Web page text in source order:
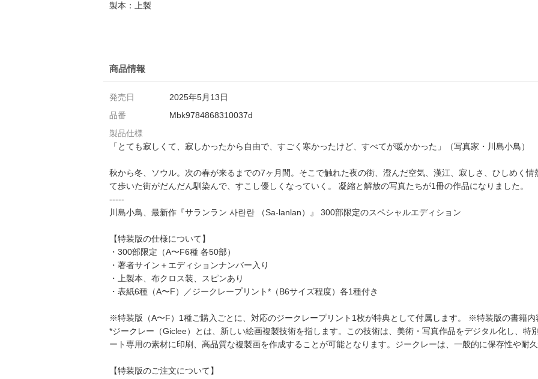
製本：上製
商品情報
発売日
2025年5月13日
品番
Mbk9784868310037d
製品仕様
「とても寂しくて、寂しかったから自由で、すごく寒かったけど、すべてが暖かかった」（写真家・川島小鳥）
秋から冬、ソウル。次の春が来るまでの7ヶ月間。そこで触れた夜の街、澄んだ空気、漢江、寂しさ、ひしめく
て歩いた街がだんだん馴染んで、すこし優しくなっていく。 凝縮と解放の写真たちが1冊の作品になりました。
-----
川島小鳥、最新作『サランラン 사란란 （Sa-lanlan）』 300部限定のスペシャルエディション
【特装版の仕様について】
・300部限定（A〜F6種 各50部）
・著者サイン＋エディションナンバー入り
・上製本、布クロス装、スピンあり
・表紙6種（A〜F）／ジークレープリント*（B6サイズ程度）各1種付き
※特装版（A〜F）1種ご購入ごとに、対応のジークレープリント1枚が特典として付属します。 ※特装版の書籍
*ジークレー（Giclee）とは、新しい絵画複製技術を指します。この技術は、美術・写真作品をデジタル化し、特
ート専用の素材に印刷、高品質な複製画を作成することが可能となります。ジークレーは、一般的に保存性や耐
【特装版のご注文について】